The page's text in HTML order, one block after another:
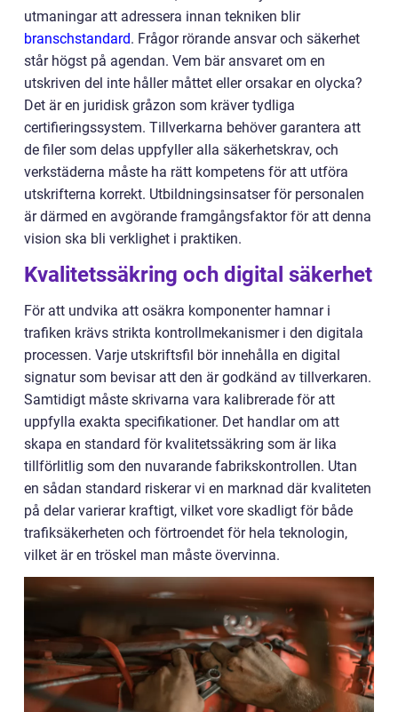
utmaningar att adressera innan tekniken blir
branschstandard. Frågor rörande ansvar och säkerhet
står högst på agendan. Vem bär ansvaret om en
utskriven del inte håller måttet eller orsakar en olycka?
Det är en juridisk gråzon som kräver tydliga
certifieringssystem. Tillverkarna behöver garantera att
de filer som delas uppfyller alla säkerhetskrav, och
verkstäderna måste ha rätt kompetens för att utföra
utskrifterna korrekt. Utbildningsinsatser för personalen
är därmed en avgörande framgångsfaktor för att denna
vision ska bli verklighet i praktiken.
Kvalitetssäkring och digital säkerhet
För att undvika att osäkra komponenter hamnar i
trafiken krävs strikta kontrollmekanismer i den digitala
processen. Varje utskriftsfil bör innehålla en digital
signatur som bevisar att den är godkänd av tillverkaren.
Samtidigt måste skrivarna vara kalibrerade för att
uppfylla exakta specifikationer. Det handlar om att
skapa en standard för kvalitetssäkring som är lika
tillförlitlig som den nuvarande fabrikskontrollen. Utan
en sådan standard riskerar vi en marknad där kvaliteten
på delar varierar kraftigt, vilket vore skadligt för både
trafiksäkerheten och förtroendet för hela teknologin,
vilket är en tröskel man måste övervinna.